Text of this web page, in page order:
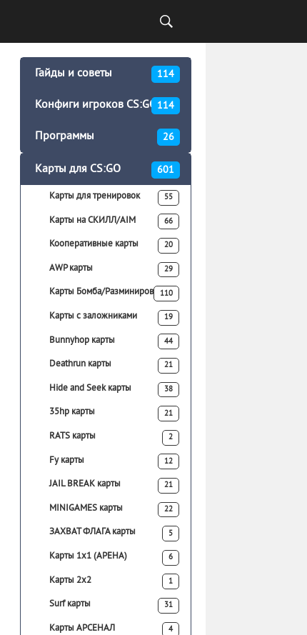
Гайды и советы 114
Конфиги игроков CS:GO 114
Программы 26
Карты для CS:GO 601
Карты для тренировок 55
Карты на СКИЛЛ/AIM 66
Кооперативные карты 20
AWP карты 29
Карты Бомба/Разминирование
110
Карты с заложниками 19
Bunnyhop карты 44
Deathrun карты 21
Hide and Seek карты 38
35hp карты 21
RATS карты 2
Fy карты 12
JAIL BREAK карты 21
MINIGAMES карты 22
ЗАХВАТ ФЛАГА карты 5
Карты 1х1 (АРЕНА) 6
Карты 2х2 1
Surf карты 31
Карты АРСЕНАЛ 4